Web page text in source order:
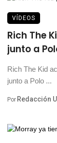
VÍDEOS
Rich The
junto a
Rich The Kid
junto a Polo ...
Por Redacción